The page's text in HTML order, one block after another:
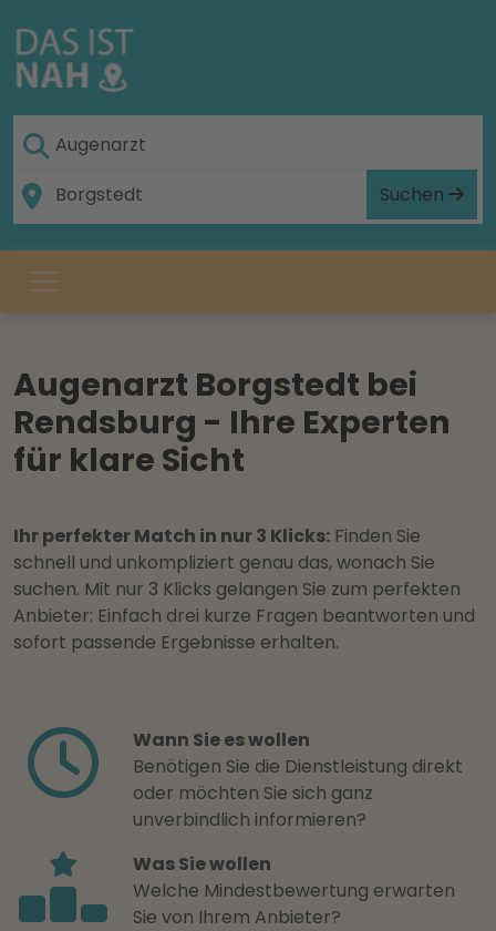
Suchen
Augenarzt Borgstedt bei
Rendsburg - Ihre Experten
für klare Sicht
Ihr perfekter Match in nur 3 Klicks: Finden Sie
schnell und unkompliziert genau das, wonach Sie
suchen. Mit nur 3 Klicks gelangen Sie zum perfekten
Anbieter: Einfach drei kurze Fragen beantworten und
sofort passende Ergebnisse erhalten.
Wann Sie es wollen
Benötigen Sie die Dienstleistung direkt
oder möchten Sie sich ganz
unverbindlich informieren?
Was Sie wollen
Welche Mindestbewertung erwarten
Sie von Ihrem Anbieter?